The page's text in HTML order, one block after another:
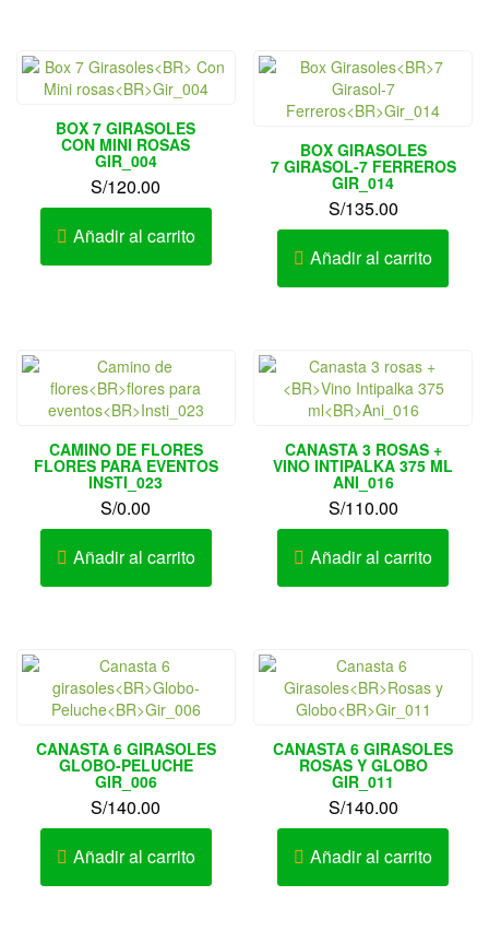
BOX 7 GIRASOLES
CON MINI ROSAS
GIR_004
S/120.00
Añadir al carrito
BOX GIRASOLES
7 GIRASOL-7 FERREROS
GIR_014
S/135.00
Añadir al carrito
CAMINO DE FLORES
FLORES PARA EVENTOS
INSTI_023
S/0.00
Añadir al carrito
CANASTA 3 ROSAS +
VINO INTIPALKA 375 ML
ANI_016
S/110.00
Añadir al carrito
CANASTA 6 GIRASOLES
GLOBO-PELUCHE
GIR_006
S/140.00
Añadir al carrito
CANASTA 6 GIRASOLES
ROSAS Y GLOBO
GIR_011
S/140.00
Añadir al carrito